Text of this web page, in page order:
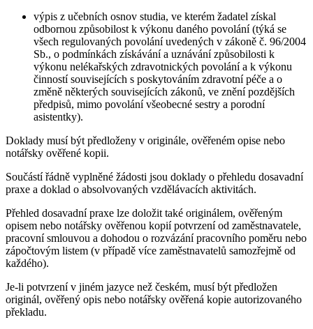
výpis z učebních osnov studia, ve kterém žadatel získal
odbornou způsobilost k výkonu daného povolání (týká se
všech regulovaných povolání uvedených v zákoně č. 96/2004
Sb., o podmínkách získávání a uznávání způsobilosti k
výkonu nelékařských zdravotnických povolání a k výkonu
činností souvisejících s poskytováním zdravotní péče a o
změně některých souvisejících zákonů, ve znění pozdějších
předpisů, mimo povolání všeobecné sestry a porodní
asistentky).
Doklady musí být předloženy v originále, ověřeném opise nebo
notářsky ověřené kopii.
Součástí řádně vyplněné žádosti jsou doklady o přehledu dosavadní
praxe a doklad o absolvovaných vzdělávacích aktivitách.
Přehled dosavadní praxe lze doložit také originálem, ověřeným
opisem nebo notářsky ověřenou kopií potvrzení od zaměstnavatele,
pracovní smlouvou a dohodou o rozvázání pracovního poměru nebo
zápočtovým listem (v případě více zaměstnavatelů samozřejmě od
každého).
Je-li potvrzení v jiném jazyce než českém, musí být předložen
originál, ověřený opis nebo notářsky ověřená kopie autorizovaného
překladu.